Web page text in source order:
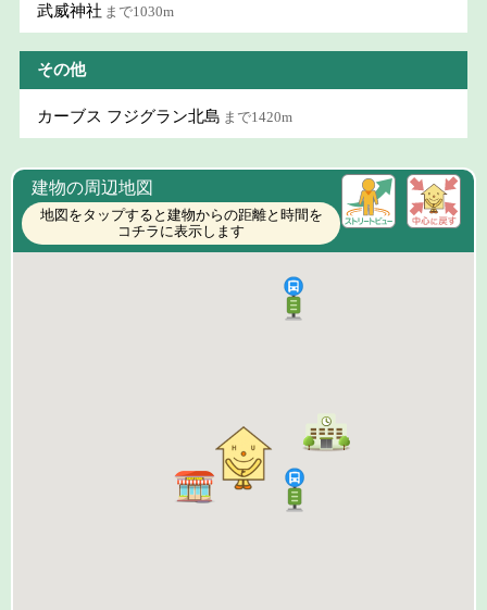
武威神社 まで1030m
その他
カーブス フジグラン北島 まで1420m
建物の周辺地図
地図をタップすると建物からの距離と時間を
コチラに表示します